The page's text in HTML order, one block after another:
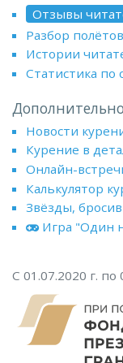
Отзывы
Разбор полётов
Истории
Статистика по
Дополнительно
Новости
Курение в
Онлайн-
Калькулятор
Звёзды,
Игра "Один
С 01.07.2020 г. по